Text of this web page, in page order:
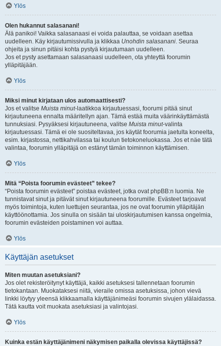
Ylös
Olen hukannut salasanani!
Älä panikoi! Vaikka salasanaasi ei voida palauttaa, se voidaan asettaa
uudelleen. Käy kirjautumissivulla ja klikkaa Unohdin salasanani. Seuraa
ohjeita ja sinun pitäisi kohta pystyä kirjautumaan uudelleen.
Jos et pysty asettamaan salasanaasi uudelleen, ota yhteyttä foorumin
ylläpitäjään.
Ylös
Miksi minut kirjataan ulos automaattisesti?
Jos et valitse Muista minut-laatikkoa kirjautuessasi, foorumi pitää sinut
kirjautuneena ennalta määritellyn ajan. Tämä estää muita väärinkäyttämästä
tunnuksiasi. Pysyäksesi kirjautuneena, valitse Muista minut-valinta
kirjautuessasi. Tämä ei ole suositeltavaa, jos käytät foorumia jaetulta koneelta,
esim. kirjastossa, nettikahvilassa tai koulun tietokoneluokassa. Jos et näe tätä
valintaa, foorumin ylläpitäjä on estänyt tämän toiminnon käyttämisen.
Ylös
Mitä “Poista foorumin evästeet” tekee?
“Poista foorumin evästeet” poistaa evästeet, jotka ovat phpBB:n luomia. Ne
tunnistavat sinut ja pitävät sinut kirjautuneena foorumille. Evästeet tarjoavat
myös toimintoja, kuten luettujen seurantaa, jos ne ovat foorumin ylläpitäjän
käyttöönottamia. Jos sinulla on sisään tai uloskirjautumisen kanssa ongelmia,
foorumin evästeiden poistaminen voi auttaa.
Ylös
Käyttäjän asetukset
Miten muutan asetuksiani?
Jos olet rekisteröitynyt käyttäjä, kaikki asetuksesi tallennetaan foorumin
tietokantaan. Muokataksesi niitä, vieraile omissa asetuksissa, johon vievä
linkki löytyy yleensä klikkaamalla käyttäjänimeäsi foorumin sivujen ylälaidassa.
Tätä kautta voit muokata asetuksiasi ja valintojasi.
Ylös
Kuinka estän käyttäjänimeni näkymisen paikalla olevissa käyttäjissä?